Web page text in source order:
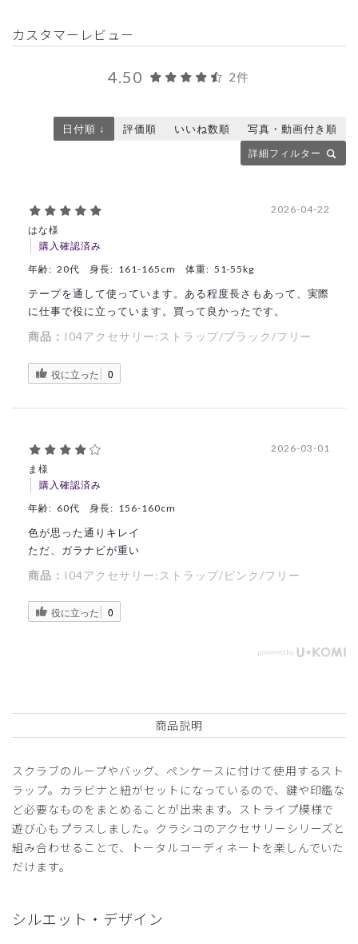
カスタマーレビュー
4.50 2件
詳細フィルター
日付順 ↓ 評価順 いいね数順 写真・動画付き順
はな様
購入確認済み
2026-04-22
年齢: 20代 身長: 161-165cm 体重: 51-55kg
テープを通して使っています。ある程度長さもあって、実際
に仕事で役に立っています。買って良かったです。
商品： I04アクセサリー:ストラップ/ブラック/フリー
役に立った 0
ま様
購入確認済み
2026-03-01
年齢: 60代 身長: 156-160cm
色が思った通りキレイ
ただ、ガラナビが重い
商品： I04アクセサリー:ストラップ/ピンク/フリー
役に立った 0
商品説明
スクラブのループやバッグ、ペンケースに付けて使用するスト
ラップ。カラビナと紐がセットになっているので、鍵や印鑑な
ど必要なものをまとめることが出来ます。ストライプ模様で
遊び心もプラスしました。クラシコのアクセサリーシリーズと
組み合わせることで、トータルコーディネートを楽しんでいた
だけます。
シルエット・デザイン